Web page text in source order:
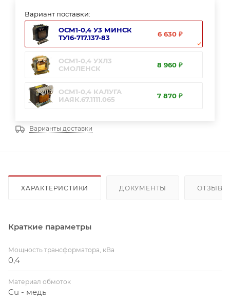
Вариант поставки:
ОСМ1-0,4 У3 МИНСК
ТУ16-717.137-83
6 630 ₽
ОСМ1-0,4 УХЛ3
СМОЛЕНСК
8 960 ₽
ОСМ1-0,4 КАЛУГА
ИАЯК.67.1111.065
7 870 ₽
Варианты доставки
ХАРАКТЕРИСТИКИ ДОКУМЕНТЫ ОТЗЫВЫ
Краткие параметры
Мощность трансформатора, кВа
0,4
Материал обмоток
Cu - медь